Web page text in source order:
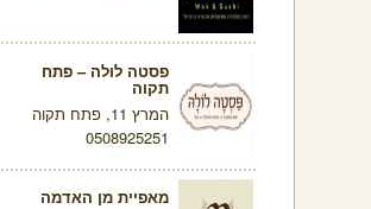
פסטה לולה – פתח
תקוה
המרץ 11, פתח תקוה
0508925251
מאפיית מן האדמה